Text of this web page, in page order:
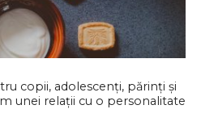
copii, adolescenți, părinți și
unei relații cu o personalitate